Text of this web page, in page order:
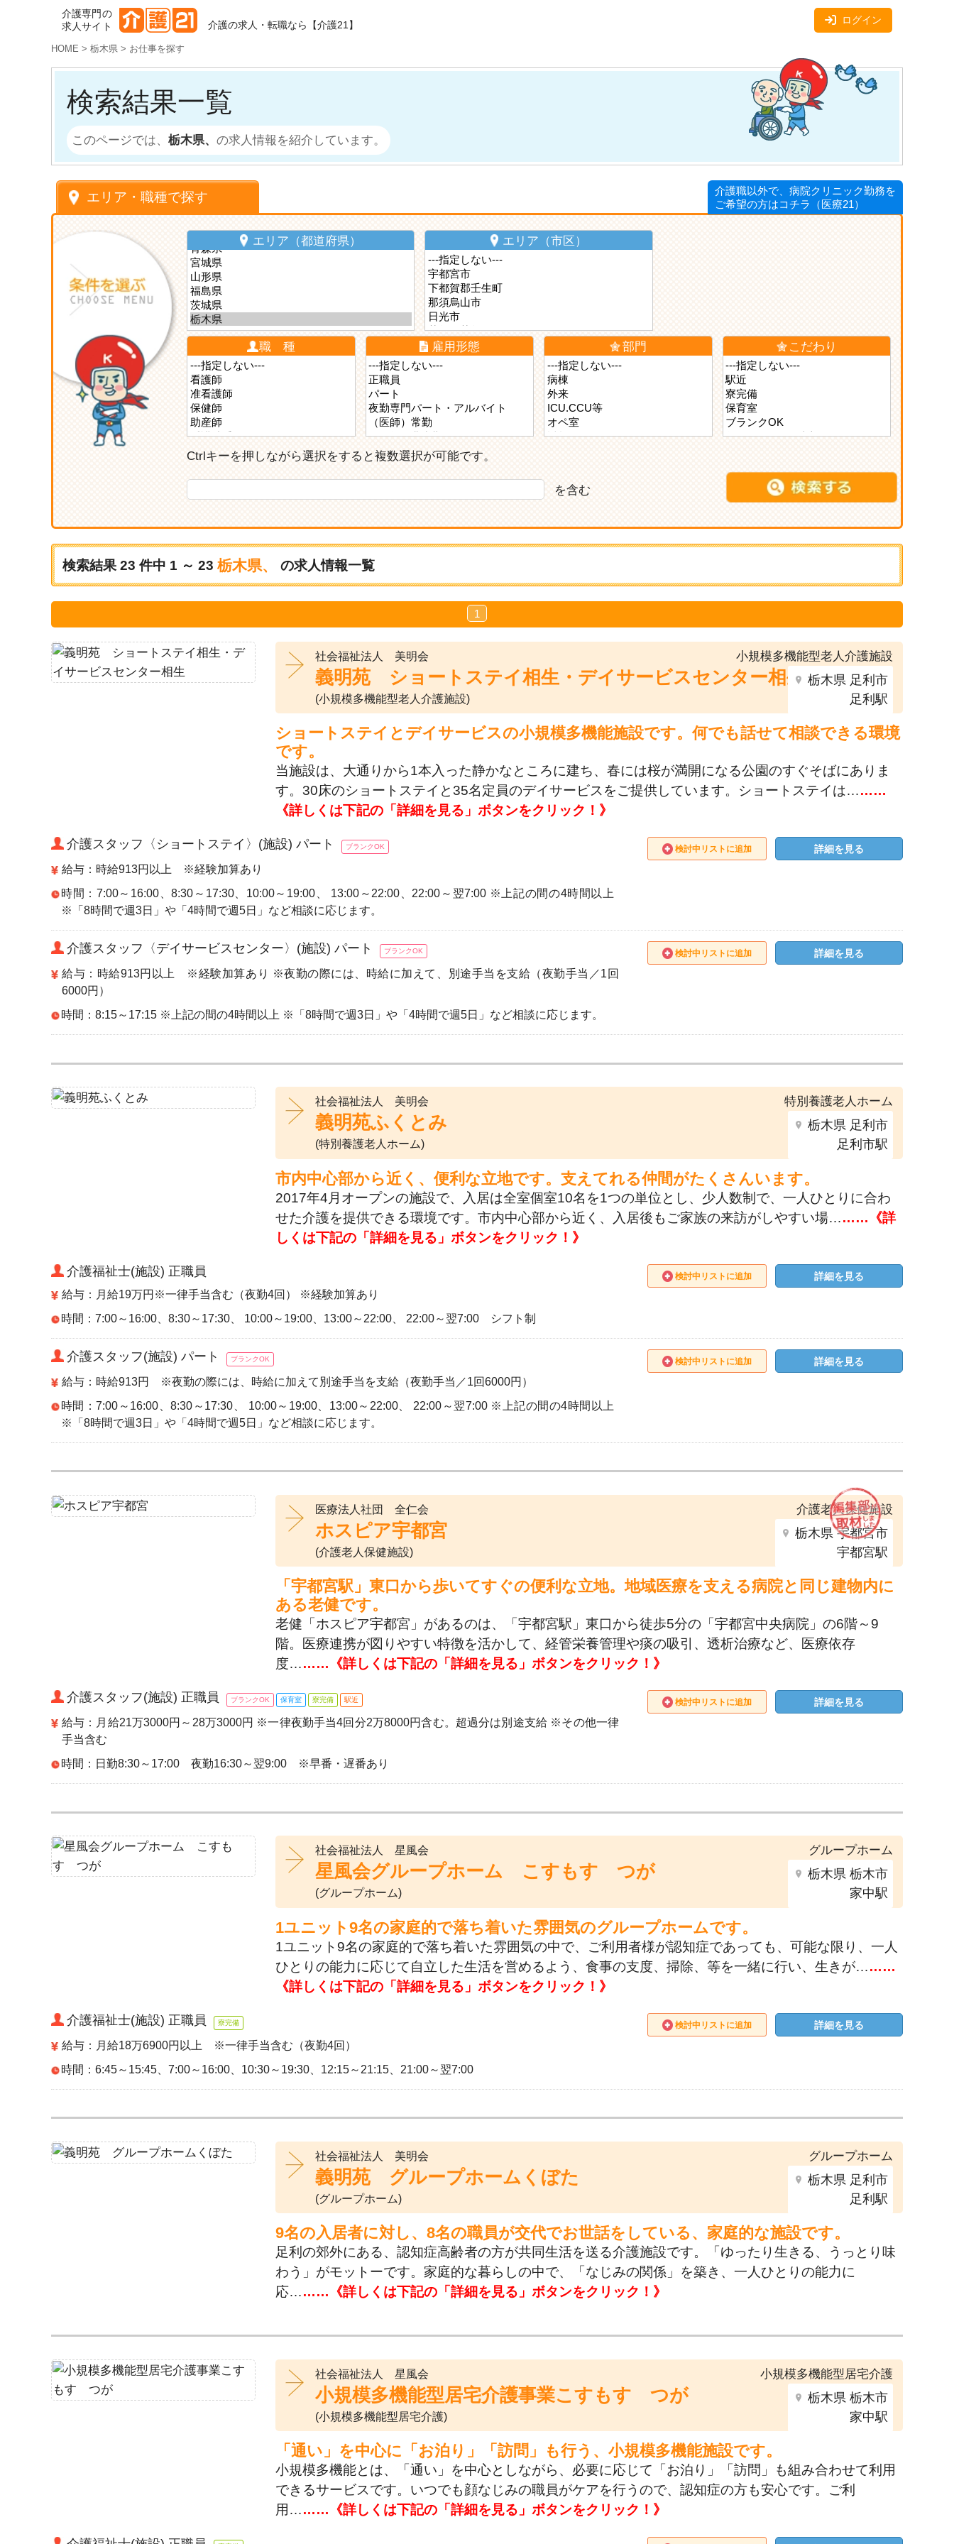
介護専門の
求人サイト
介護の求人・転職なら【介護21】 ログイン
HOME > 栃木県 > お仕事を探す
検索結果一覧
このページでは、 栃木県、 の求人情報を紹介しています。
介護職以外で、病院クリニック勤務を
ご希望の方はコチラ（医療21）
エリア・職種で探す
エリア（都道府県） エリア（市区）
職 種 雇用形態 部門 こだわり
Ctrlキーを押しながら選択をすると複数選択が可能です。
を含む
検索結果 23 件中 1 ～ 23 栃木県、 の求人情報一覧
1
社会福祉法人 美明会
義明苑 ショートステイ相生・デイサービスセンター相生
(小規模多機能型老人介護施設)
小規模多機能型老人介護施設
栃木県 足利市
足利駅
ショートステイとデイサービスの小規模多機能施設です。何でも話せて相談できる環境
です。
当施設は、大通りから1本入った静かなところに建ち、春には桜が満開になる公園のすぐそばにありま
す。30床のショートステイと35名定員のデイサービスをご提供しています。ショートステイは………
《詳しくは下記の「詳細を見る」ボタンをクリック！》
介護スタッフ〈ショートステイ〉(施設) パート ブランクOK
給与：時給913円以上 ※経験加算あり
時間：7:00～16:00、8:30～17:30、10:00～19:00、 13:00～22:00、22:00～翌7:00 ※上記の間の4時間以上
※「8時間で週3日」や「4時間で週5日」など相談に応じます。
検討中リストに追加 詳細を見る
介護スタッフ〈デイサービスセンター〉(施設) パート ブランクOK
給与：時給913円以上 ※経験加算あり ※夜勤の際には、時給に加えて、別途手当を支給（夜勤手当／1回
6000円）
時間：8:15～17:15 ※上記の間の4時間以上 ※「8時間で週3日」や「4時間で週5日」など相談に応じます。
検討中リストに追加 詳細を見る
社会福祉法人 美明会
義明苑ふくとみ
(特別養護老人ホーム)
特別養護老人ホーム
栃木県 足利市
足利市駅
市内中心部から近く、便利な立地です。支えてれる仲間がたくさんいます。
2017年4月オープンの施設で、入居は全室個室10名を1つの単位とし、少人数制で、一人ひとりに合わ
せた介護を提供できる環境です。市内中心部から近く、入居後もご家族の来訪がしやすい場………《詳
しくは下記の「詳細を見る」ボタンをクリック！》
介護福祉士(施設) 正職員
給与：月給19万円※一律手当含む（夜勤4回） ※経験加算あり
時間：7:00～16:00、8:30～17:30、 10:00～19:00、13:00～22:00、 22:00～翌7:00 シフト制
検討中リストに追加 詳細を見る
介護スタッフ(施設) パート ブランクOK
給与：時給913円 ※夜勤の際には、時給に加えて別途手当を支給（夜勤手当／1回6000円）
時間：7:00～16:00、8:30～17:30、 10:00～19:00、13:00～22:00、 22:00～翌7:00 ※上記の間の4時間以上
※「8時間で週3日」や「4時間で週5日」など相談に応じます。
検討中リストに追加 詳細を見る
医療法人社団 全仁会
ホスピア宇都宮
(介護老人保健施設)
介護老人保健施設
栃木県 宇都宮市
宇都宮駅
「宇都宮駅」東口から歩いてすぐの便利な立地。地域医療を支える病院と同じ建物内に
ある老健です。
老健「ホスピア宇都宮」があるのは、「宇都宮駅」東口から徒歩5分の「宇都宮中央病院」の6階～9
階。医療連携が図りやすい特徴を活かして、経管栄養管理や痰の吸引、透析治療など、医療依存
度………《詳しくは下記の「詳細を見る」ボタンをクリック！》
介護スタッフ(施設) 正職員 ブランクOK 保育室 寮完備 駅近
給与：月給21万3000円～28万3000円 ※一律夜勤手当4回分2万8000円含む。超過分は別途支給 ※その他一律
手当含む
時間：日勤8:30～17:00 夜勤16:30～翌9:00 ※早番・遅番あり
検討中リストに追加 詳細を見る
社会福祉法人 星風会
星風会グループホーム こすもす つが
(グループホーム)
グループホーム
栃木県 栃木市
家中駅
1ユニット9名の家庭的で落ち着いた雰囲気のグループホームです。
1ユニット9名の家庭的で落ち着いた雰囲気の中で、ご利用者様が認知症であっても、可能な限り、一人
ひとりの能力に応じて自立した生活を営めるよう、食事の支度、掃除、等を一緒に行い、生きが………
《詳しくは下記の「詳細を見る」ボタンをクリック！》
介護福祉士(施設) 正職員 寮完備
給与：月給18万6900円以上 ※一律手当含む（夜勤4回）
時間：6:45～15:45、7:00～16:00、10:30～19:30、12:15～21:15、21:00～翌7:00
検討中リストに追加 詳細を見る
社会福祉法人 美明会
義明苑 グループホームくぼた
(グループホーム)
グループホーム
栃木県 足利市
足利駅
9名の入居者に対し、8名の職員が交代でお世話をしている、家庭的な施設です。
足利の郊外にある、認知症高齢者の方が共同生活を送る介護施設です。「ゆったり生きる、うっとり味
わう」がモットーです。家庭的な暮らしの中で、「なじみの関係」を築き、一人ひとりの能力に
応………《詳しくは下記の「詳細を見る」ボタンをクリック！》
社会福祉法人 星風会
小規模多機能型居宅介護事業こすもす つが
(小規模多機能型居宅介護)
小規模多機能型居宅介護
栃木県 栃木市
家中駅
「通い」を中心に「お泊り」「訪問」も行う、小規模多機能施設です。
小規模多機能とは、「通い」を中心としながら、必要に応じて「お泊り」「訪問」も組み合わせて利用
できるサービスです。いつでも顔なじみの職員がケアを行うので、認知症の方も安心です。ご利
用………《詳しくは下記の「詳細を見る」ボタンをクリック！》